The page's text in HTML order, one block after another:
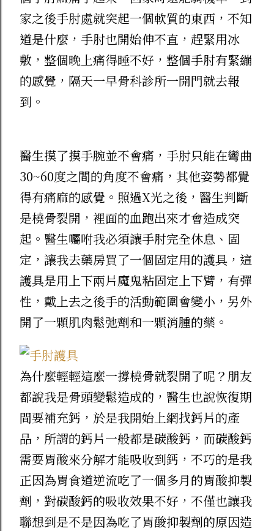
戶冰箱的常備救星，主廚這款水餃主打皮 Q
餡飽滿，吃起來真的跟外面一般冷凍水餃不
一樣。 高麗菜豬肉 ：高麗菜清甜爽口，搭
配新鮮豬肉餡，紮實多汁沒有肉騷味。 韭
菜豬肉 ：韭菜香氣非常濃郁，跟豬肉的油
脂比例拿捏得剛剛好，香氣十足！ 平時下
就能上桌，方便又美味。 想試試看？輸入
專屬代碼享折扣！ 如果你也跟我一樣常看
溫主廚的短影片、想親自嚐嚐星級主廚的手
藝，結帳時記得填寫我的專屬代碼，或是直
接點下面的連結進去選購唷！ 專屬推薦代
碼 ： CTLSEFHS 專屬購物連結 ： 👉 點我
直接前往溫國智主廚官網選購 看著教學影
片，冰箱裡又有主廚做好的美味料理，簡單
加熱就能輕鬆搞定一餐，分享給一樣喜歡美
家之後手肘處就突起一個軟質的東西，不知
道是什麼，手肘也開始伸不直，趕緊用冰
敷，整個晚上痛得睡不好，整個手肘有緊繃
的感覺，隔天一早骨科診所一開門就去報
到。
醫生摸了摸手腕並不會痛，手肘只能在彎曲
30~60度之間的角度不會痛，其他姿勢都覺
得有痛麻的感覺。照過X光之後，醫生判斷
是橈骨裂開，裡面的血跑出來才會造成突
起。醫生囑咐我必須讓手肘完全休息、固
定，讓我去藥房買了一個固定用的護具，這
護具是用上下兩片魔鬼粘固定上下臂，有彈
性，戴上去之後手的活動範圍會變小，另外
開了一顆肌肉鬆弛劑和一顆消腫的藥。
為什麼輕輕這麼一撐橈骨就裂開了呢？朋友
都說我是骨頭變鬆造成的，醫生也說恢復期
間要補充鈣，於是我開始上網找鈣片的產
品，所謂的鈣片一般都是碳酸鈣，而碳酸鈣
需要胃酸來分解才能吸收到鈣，不巧的是我
正因為胃食道逆流吃了一個多月的胃酸抑製
劑，對碳酸鈣的吸收效果不好，不僅也讓我
聯想到是不是因為吃了胃酸抑製劑的原因造